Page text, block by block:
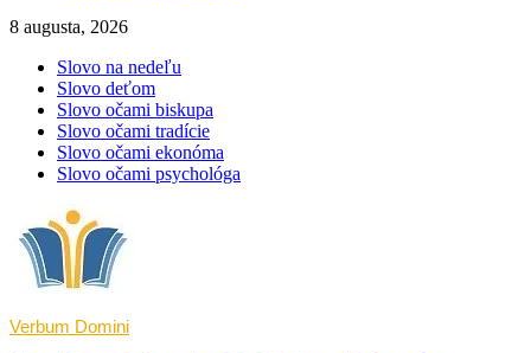
8 augusta, 2026
Slovo na nedeľu
Slovo deťom
Slovo očami biskupa
Slovo očami tradície
Slovo očami ekonóma
Slovo očami psychológa
Verbum Domini